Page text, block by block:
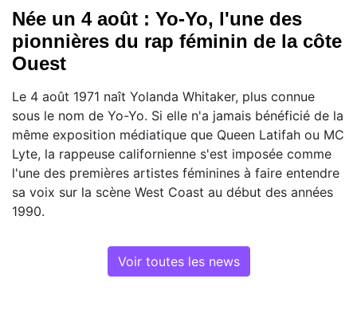
Née un 4 août : Yo-Yo, l'une des
pionnières du rap féminin de la côte
Ouest
Le 4 août 1971 naît Yolanda Whitaker, plus connue
sous le nom de Yo-Yo. Si elle n'a jamais bénéficié de la
même exposition médiatique que Queen Latifah ou MC
Lyte, la rappeuse californienne s'est imposée comme
l'une des premières artistes féminines à faire entendre
sa voix sur la scène West Coast au début des années
1990.
Voir toutes les news